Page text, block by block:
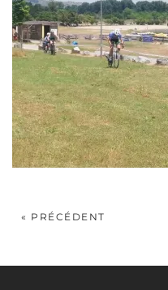
« PRÉCÉDENT